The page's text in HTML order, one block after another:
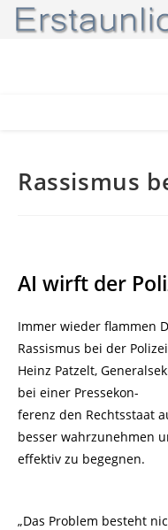
Zum
Inhalt
Rassismus
AI wirft der
Immer wieder flammen
Rassismus bei der
Heinz Patzelt,
bei einer Pressekon-
ferenz den Rechtsstaat
besser wahrzunehmen
effektiv zu begegnen.
„Das Problem besteht